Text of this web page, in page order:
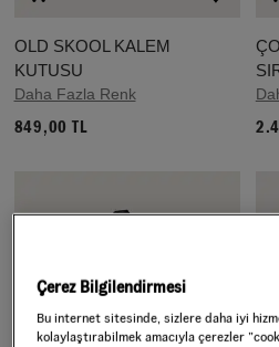
OLD SKOOL KALEM
KUTUSU
Daha Fazla Renk
849,00 TL
Çerez Bilgilendirmesi
Bu internet sitesinde, sizlere daha iyi
kolaylaştırabilmek amacıyla çerezler